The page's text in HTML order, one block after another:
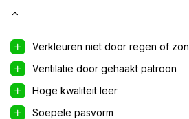
Verkleuren niet door regen of zon
Ventilatie door gehaakt patroon
Hoge kwaliteit leer
Soepele pasvorm